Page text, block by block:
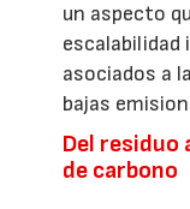
un aspecto
asociados a
bajas
Del residuo
de carbono